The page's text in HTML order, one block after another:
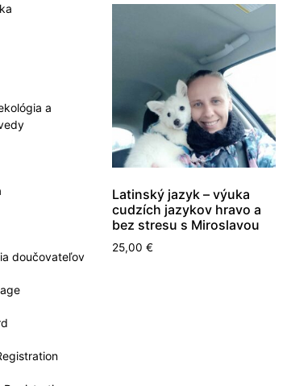
a
doučovateľov
Latinský jazyk – výuka
cudzích jazykov hravo a
bez stresu s Miroslavou
25,00 €